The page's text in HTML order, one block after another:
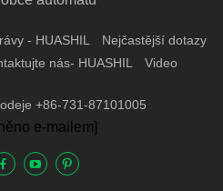
- HUASHIL
Nejčastější dotazy
nás- HUASHIL Video
+86-731-87101005
e-mailem]